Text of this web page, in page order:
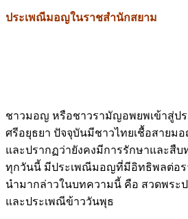
ชาวมอญ หรือชาวรามัญอพยพเข้าสู่ปร
ศรีอยุธยา ปัจจุบันมีชาวไทยเชื้อสายม
และปรากฏว่ายังคงมีการรักษาและสื
ทุกวันนี้ มีประเพณีมอญที่มีอิทธิพลต่อร
นำมากล่าวในบทความนี้ คือ สวดพระ